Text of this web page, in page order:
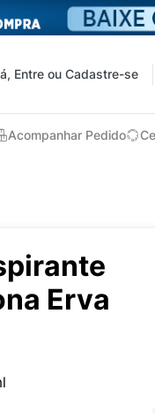
Entre ou Cadastre-se
Acompanhar Pedido
Erva